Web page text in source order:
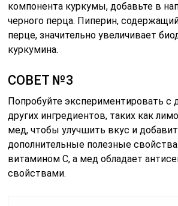
компонента куркумы, добавьте в
черного перца. Пиперин,
перце, значительно увеличивает
куркумина.
СОВЕТ №3
Попробуйте экспериментировать с
других ингредиентов, таких как
мед, чтобы улучшить вкус и
дополнительные полезные
витамином C, а мед обладает
свойствами.